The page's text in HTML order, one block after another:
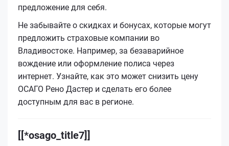
предложение для себя.
Не забывайте о скидках и бонусах, которые могут
предложить страховые компании во
Владивостоке. Например, за безаварийное
вождение или оформление полиса через
интернет. Узнайте, как это может снизить цену
ОСАГО Рено Дастер и сделать его более
доступным для вас в регионе.
[[*osago_title7]]